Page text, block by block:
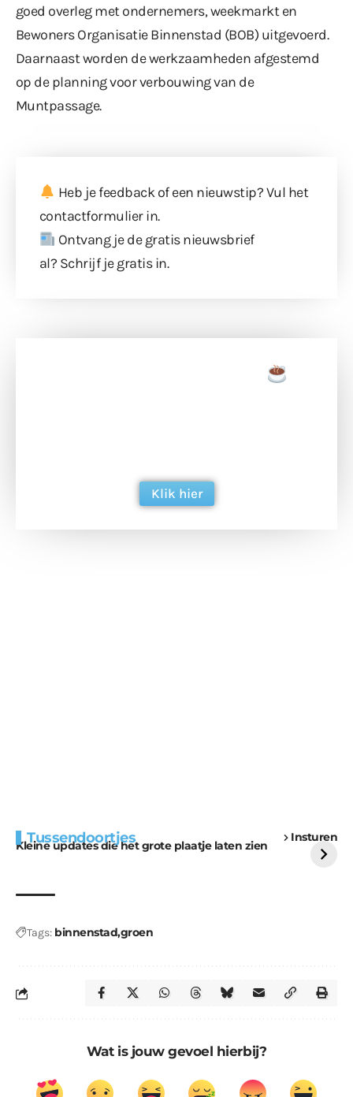
goed overleg met ondernemers, weekmarkt en
Bewoners Organisatie Binnenstad (BOB) uitgevoerd.
Daarnaast worden de werkzaamheden afgestemd
op de planning voor verbouwing van de
Muntpassage.
Heb je feedback of een nieuwstip? Vul het
contactformulierin.
Ontvang je de gratis nieuwsbrief
al? Schrijf je gratis in.
Klik hier
Tussendoortjes Insturen
Kleine updates die het grote plaatje laten zien
voor kabouters
uitdaging
Tags: binnenstadgroen
Wat is jouw gevoel hierbij?